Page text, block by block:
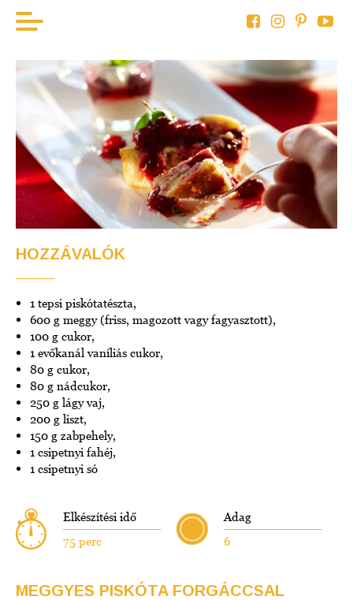
KEZDÖLAP
BOR
HÚS
ZÖLDSÉG
AKTUÁLIS
HOZZÁVALÓK
1 tepsi piskótatészta,
600 g meggy (friss, magozott vagy fagyasztott),
100 g cukor,
1 evőkanál vaníliás cukor,
80 g cukor,
80 g nádcukor,
250 g lágy vaj,
200 g liszt,
150 g zabpehely,
1 csipetnyi fahéj,
1 csipetnyi só
Elkészítési idő
75 perc
Adag
6
MEGGYES PISKÓTA FORGÁCCSAL